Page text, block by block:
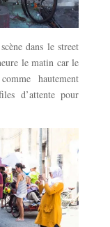
dans le street
le matin car le
hautement
d’attente pour